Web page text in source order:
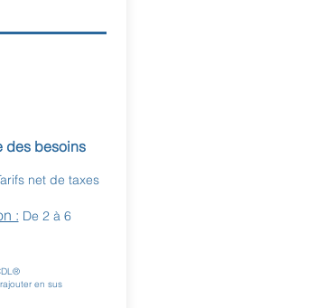
des besoins
net de taxes
: De 2 à 6
en sus